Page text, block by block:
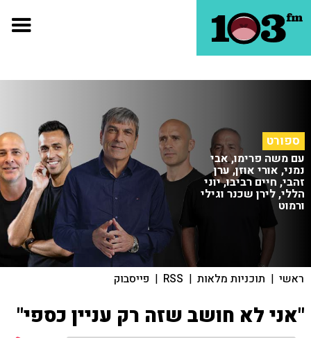
ספורט
עם משה פרימו, אבי
נמני, אורי אוזן, ערן
זהבי, חיים רביבו, יוני
הללי, לירן שכנר וגילי
ורמוט
ראשי | תוכניות מלאות |
RSS
| פייסבוק
"אני לא חושב שזה רק עניין כספי"